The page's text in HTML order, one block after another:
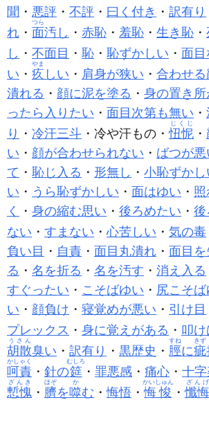
聞 ・ 悪評 ・ 不評 ・ 曰く付き ・ 訳有り
れ ・ 面
つら
汚し ・ 赤恥 ・ 羞恥 ・ 生き恥 ・
し ・ 不面目 ・ 恥 ・ 恥ずかしい ・ 面目
い ・ 疚
やま
しい ・ 肩身が狭い ・ 合わせ
潰れる ・ 顔に泥を塗る ・ 身の置き所
ったら入りたい ・ 面目次第も無い ・
り ・ 冷汗三斗 ・冷や汗もの・忸怩
じくじ
・
い ・ 顔が合わせられない ・ ばつが悪
て ・ 恥じ入る ・ 形無し ・ 小恥ずかし
い ・ うら恥ずかしい ・ 面はゆい ・ 照
く
・ 身の縮む思い ・ 後ろめたい ・ 後
ない ・ すまない ・心苦しい ・ 気の毒
負い目 ・ 自責 ・ 面目丸潰れ ・ 面目を
る ・ 名を折る ・ 名を汚す ・ 消え入る
すぐったい ・ こそばゆい ・ 尻こそば
い ・ 顔負け ・ 寝覚めが悪い ・ 引け目
プレックス ・ 身に覚えがある ・ 叩
胡散
うさん
臭い ・ 訳有り ・ 黒歴史 ・ 脛
すね
に疵
きず
呵責
かしゃく
・ 針の筵
むしろ
・ 罪悪感 ・ 痛心 ・ 十字
慙愧
ざんき
・ 臍
ほぞ
を噬
か
む ・悔悟 ・悔悛
かいしゅん
・懺悔
ざんげ